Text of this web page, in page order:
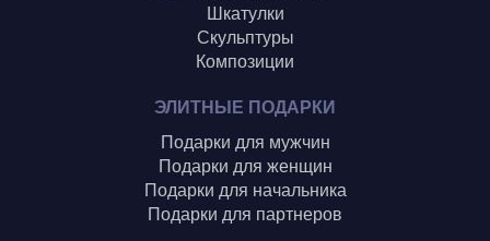
Шкатулки
Скульптуры
Композиции
ЭЛИТНЫЕ ПОДАРКИ
Подарки для мужчин
Подарки для женщин
Подарки для начальника
Подарки для партнеров